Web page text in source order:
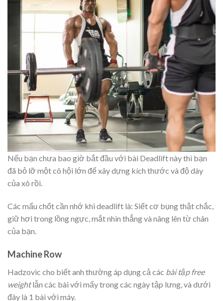
Nếu bạn chưa bao giờ bắt đầu với bài Deadlift này thì bạn
đã bỏ lỡ một cô hội lớn để xây dựng kích thước và độ dày
của xô rồi.
Các mấu chốt cần nhớ khi deadlift là: Siết cơ bụng thật chắc,
giữ hơi trong lồng ngực, mắt nhìn thẳng và nâng lên từ chân
của bạn.
Machine Row
Hadzovic cho biết anh thường áp dụng cả các bài tập free
weightlẫn các bài với mấy trong các ngày tập lưng, và dưới
đây là 1 bài với máy.